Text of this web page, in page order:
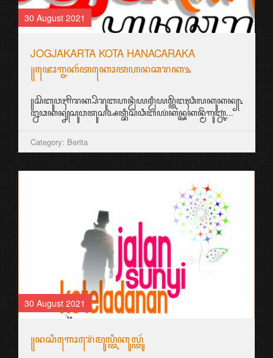
30 August 2021
JOGJAKARTA KOTA HANACARAKA
꧋ꦗꦺꦴꦒ꧀ꦗꦏꦂꦠꦏꦺꦴꦠꦲꦤꦕꦫꦏ꧉
꧋ꦱꦼꦧꦸꦮꦃꦒꦼꦫꦏ꧀ꦥꦼꦫꦸꦧꦲꦤ꧀ꦝꦶꦪꦩ꧀ꦝꦶꦪꦩ꧀ꦠꦼꦔꦃꦣꦶꦭꦏꦸꦏꦤ꧀꧈
ꦊꦣꦏꦤ꧀ꦚꦱꦸꦮꦠꦸꦱꦄꦠ꧀ꦧꦶꦱꦣꦶꦧꦪꦁꦏꦤ꧀ꦄꦏꦤ꧀ꦩꦼꦁꦒꦸꦚ꧀ꦕꦁ...
Category: Berita
30 August 2021
꧋ꦤꦱꦶꦒꦺꦴꦫꦺꦁꦩꦸꦭ꧀ꦠꦶꦏꦸꦭ꧀ꦠꦸꦂ